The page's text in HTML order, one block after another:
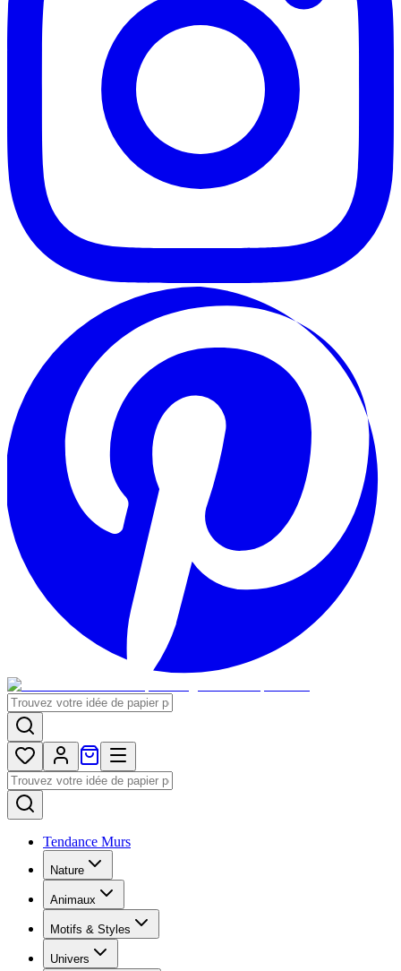
Tendance Murs
Nature
Animaux
Motifs & Styles
Univers